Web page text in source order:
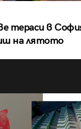
тераси в
на лятото